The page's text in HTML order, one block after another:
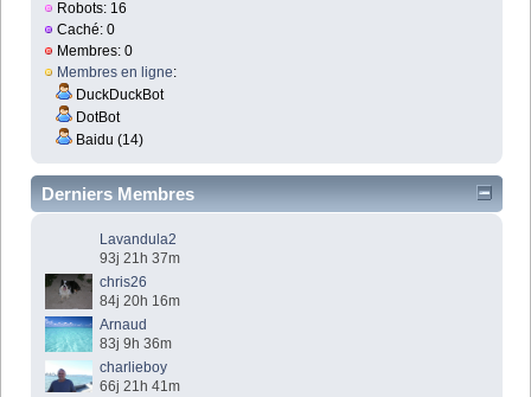
Robots: 16
Caché: 0
Membres: 0
Membres en ligne:
DuckDuckBot
DotBot
Baidu (14)
Derniers Membres
Lavandula2
93j 21h 37m
chris26
84j 20h 16m
Arnaud
83j 9h 36m
charlieboy
66j 21h 41m